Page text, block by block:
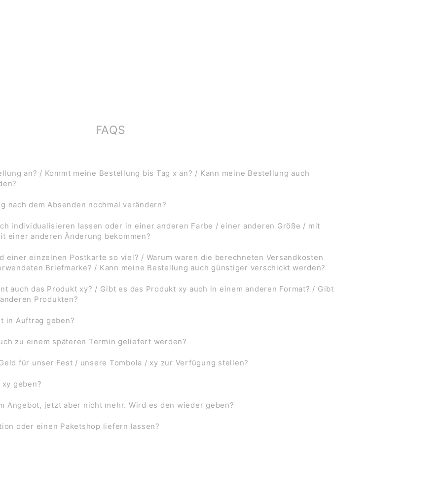
FAQS
an? / Kommt meine Bestellung bis Tag x an? / Kann meine Bestellung auch
nach dem Absenden nochmal verändern?
individualisieren lassen oder in einer anderen Farbe / einer anderen Größe / mit
einer anderen Änderung bekommen?
einer einzelnen Postkarte so viel? / Warum waren die berechneten Versandkosten
Briefmarke? / Kann meine Bestellung auch günstiger verschickt werden?
auch das Produkt xy? / Gibt es das Produkt xy auch in einem anderen Format? / Gibt
Produkten?
in Auftrag geben?
zu einem späteren Termin geliefert werden?
für unser Fest / unsere Tombola / xy zur Verfügung stellen?
geben?
Angebot, jetzt aber nicht mehr. Wird es den wieder geben?
oder einen Paketshop liefern lassen?